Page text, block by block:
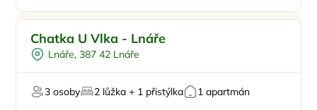
Koupací sud
Zahrada
Pro milovníky luxusu
Chatka U Vlka - Lnáře
Lnáře, 387 42 Lnáře
3 osoby 2 lůžka + 1 přistýlka 1 apartmán